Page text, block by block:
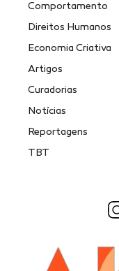
Comportamento
Direitos Humanos
Economia Criativa
Artigos
Curadorias
Notícias
Reportagens
TBT